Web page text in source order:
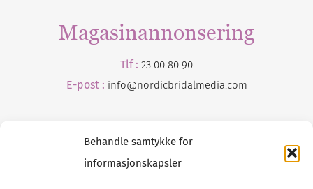
Behandle samtykke for
informasjonskapsler
Magasinannonsering
Tlf : 23 00 80 90
E-post : info@nordicbridalmedia.com